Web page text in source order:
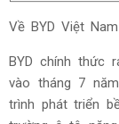
Về BYD Việt Nam
BYD chính thức
vào tháng 7
trình phát triển